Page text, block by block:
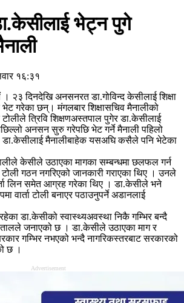
भेट्न पुगे
१६:३१
२३ दिनदेखि अनसनरत डा.गोविन्द केसीलाई शिक्षा
गरेका छन्। मंगलबार शिक्षासचिव मैनालीको
त्रिवि शिक्षणअस्तपाल पुगेर डा.केसीलाई
अनसन सुरु गरेपछि भेट गर्ने मैनाली पहिलो
डा.केसीलाई मैनालीबाहेक यसअघि कसैले पनि भेटेका
केसीले उठाएका मागका सम्बन्धमा छलफल गर्न
टोली गठन नगरिएको जानकारी गराएका थिए । उनले
लिन समेत आग्रह गरेका थिए । डा.केसीले भने
वार्ता टोली बनाएर पठाउनुपर्ने अडानलाई
डा.केसीको स्वास्थ्यअवस्था निकै गम्भिर बन्दै
जनाएको छ । डा.केसीले उठाएका माग र
गम्भिर नभएको भन्दै नागरिकस्तरबाट सरकारको
छ ।
Advertisement